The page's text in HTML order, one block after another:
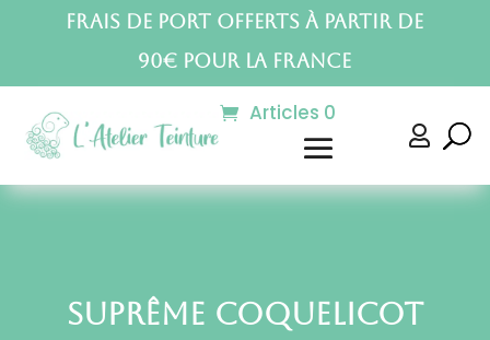
Frais de port offerts à partir de
90€ pour la France
Articles 0

Suprême Coquelicot